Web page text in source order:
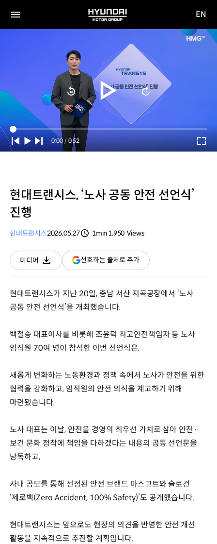
전체
HYUNDAI
MOTOR
사이
EN
Current
Time
0:00 / Duration
0:52
현대트랜시스, ‘노사 공동 안전 선언식’
진행
현대트랜시스2026.05.27
1min1,950 Views
미디어
다운로드
선호하는 출처로 추가(새
창
현대트랜시스가 지난 20일, 충남 서산 지곡공장에서 ‘노사
공동 안전 선언식’을 개최했습니다.
백철승 대표이사를 비롯해 조윤덕 최고안전책임자 등 노사
임직원 70여 명이 참석한 이번 선언식은,
새롭게 변화하는 노동환경과 정책 속에서 노사가 안전을 위한
협력을 강화하고, 임직원의 안전 의식을 제고하기 위해
마련됐습니다.
노사 대표는 이날, 안전을 경영의 최우선 가치로 삼아 안전·
보건 문화 정착에 책임을 다하겠다는 내용의 공동 선언문을
낭독하고,
사내 공모를 통해 선정된 안전 브랜드 마스코트와 슬로건
‘제로백(Zero Accident, 100% Safety)’도 공개했습니다.
현대트랜시스는 앞으로도 현장의 의견을 반영한 안전 개선
활동을 지속적으로 추진할 계획입니다.